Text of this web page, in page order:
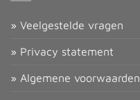
» Veelgestelde vragen
» Privacy statement
» Algemene voorwaarden